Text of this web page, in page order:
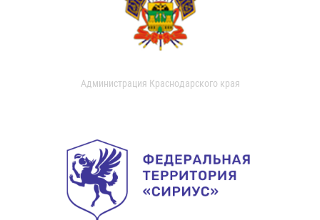
Администрация Краснодарского края